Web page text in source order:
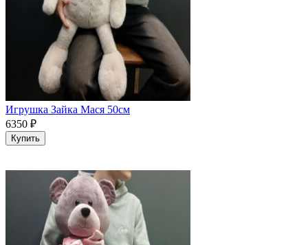
Игрушка Зайка Мася 50см
6350 ₽
Купить